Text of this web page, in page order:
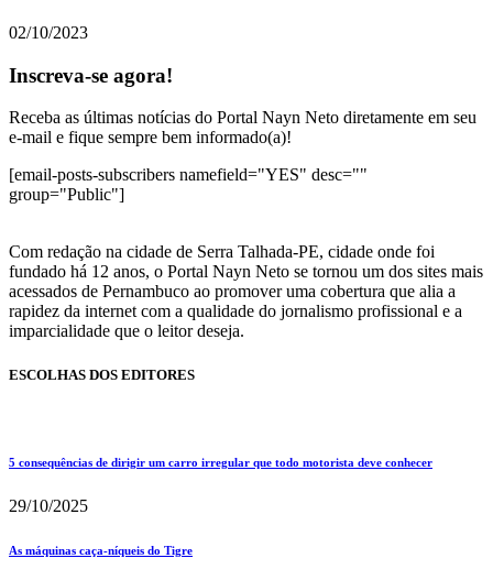
02/10/2023
Inscreva-se agora!
Receba as últimas notícias do Portal Nayn Neto diretamente em seu
e-mail e fique sempre bem informado(a)!
[email-posts-subscribers namefield="YES" desc=""
group="Public"]
Com redação na cidade de Serra Talhada-PE, cidade onde foi
fundado há 12 anos, o Portal Nayn Neto se tornou um dos sites mais
acessados de Pernambuco ao promover uma cobertura que alia a
rapidez da internet com a qualidade do jornalismo profissional e a
imparcialidade que o leitor deseja.
ESCOLHAS DOS EDITORES
5 consequências de dirigir um carro irregular que todo motorista deve conhecer
29/10/2025
As máquinas caça-níqueis do Tigre